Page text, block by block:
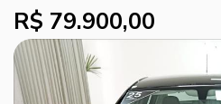
R$ 79.900,00